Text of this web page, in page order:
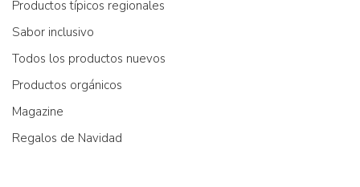
Productos típicos regionales
Sabor inclusivo
Todos los productos nuevos
Productos orgánicos
Magazine
Regalos de Navidad